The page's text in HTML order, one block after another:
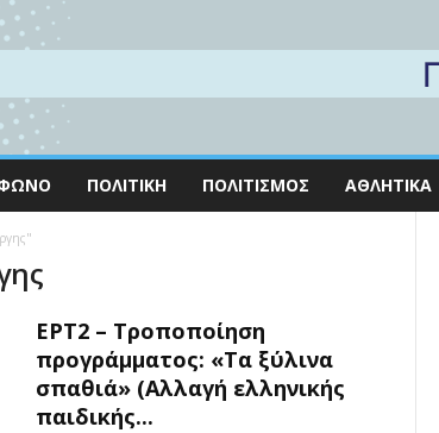
ΠΟΛΙΤΙΚΉ ΠΟΛΙΤΙΣΜΌΣ ΑΘΛΗΤΙΚΆ
ΕΡΤ2 – Τροποποίηση
προγράμματος: «Τα ξύλινα
σπαθιά» (Αλλαγή ελληνικής
παιδικής...